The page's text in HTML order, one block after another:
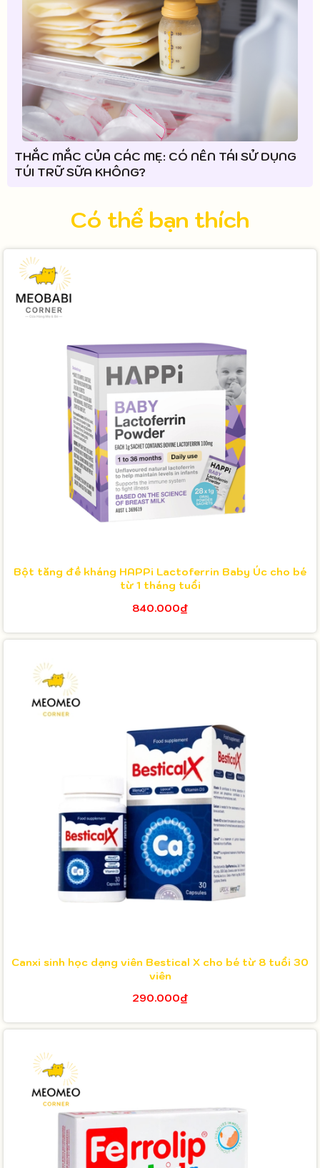
THẮC MẮC CỦA CÁC MẸ: CÓ NÊN TÁI SỬ DỤNG
TÚI TRỮ SỮA KHÔNG?
Có thể bạn thích
Bột tăng đề kháng HAPPi Lactoferrin Baby Úc cho bé
từ 1 tháng tuổi
840.000₫
Canxi sinh học dạng viên Bestical X cho bé từ 8 tuổi 30
viên
290.000₫